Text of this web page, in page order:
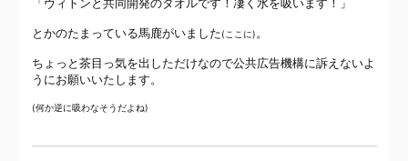
とかのたまっている馬鹿がいました(ここに) 。
ちょっと茶目っ気を出しただけなので公共広告機構に訴えないよ
うにお願いいたします。
(何か逆に吸わなそうだよね)